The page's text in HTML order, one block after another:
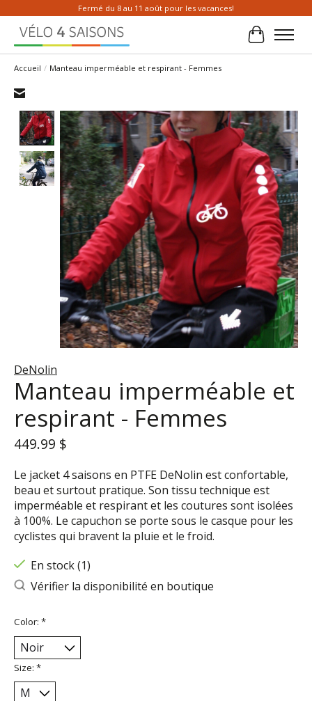
Fermé du 8 au 11 août pour les vacances!
Panier
Accueil / Manteau imperméable et respirant - Femmes
Product image slideshow Items
DeNolin
Manteau imperméable et
respirant - Femmes
449.99 $
Le jacket 4 saisons en PTFE DeNolin est confortable,
beau et surtout pratique. Son tissu technique est
imperméable et respirant et les coutures sont isolées
à 100%. Le capuchon se porte sous le casque pour les
cyclistes qui bravent la pluie et le froid.
En stock (1)
Vérifier la disponibilité en boutique
Color: *
Size: *